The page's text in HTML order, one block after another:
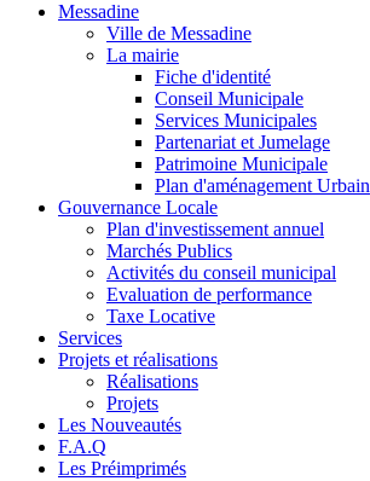
Messadine
Ville de Messadine
La mairie
Fiche d'identité
Conseil Municipale
Services Municipales
Partenariat et Jumelage
Patrimoine Municipale
Plan d'aménagement Urbain
Gouvernance Locale
Plan d'investissement annuel
Marchés Publics
Activités du conseil municipal
Evaluation de performance
Taxe Locative
Services
Projets et réalisations
Réalisations
Projets
Les Nouveautés
F.A.Q
Les Préimprimés